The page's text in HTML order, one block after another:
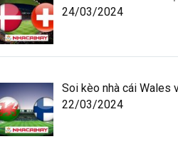
24/03/2024
Soi kèo nhà cái Wales
22/03/2024